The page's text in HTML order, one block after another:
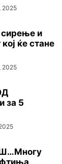
2025
сирење и
ќе стане
2025
за 5